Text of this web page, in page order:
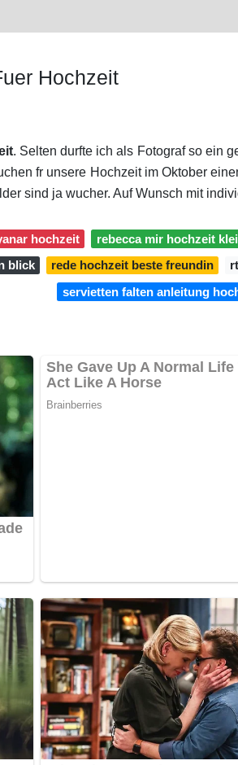
Hochzeit
. Selten durfte ich als Fotograf so ein
fr unsere Hochzeit im Oktober
sind ja wucher. Auf Wunsch mit
hochzeit rebecca mir hochzeit
blick
rede hochzeit beste freundin
servietten falten anleitung